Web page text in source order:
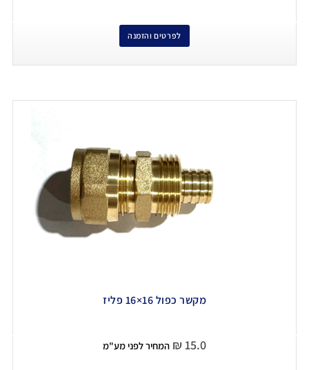
לפרטים והזמנה
מקשר כפול 16×16 פליז
₪ 15.0 המחיר לפני מע"מ